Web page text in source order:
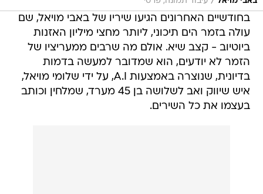
בחודשיים האחרונים הגיעו שיריו של באבי מויאל, שם
עולה בזמר הים תיכוני, ליותר מחצי מיליון האזנות
ביוטיוב - קצב שיא. אולם מה שרבים ממעריציו של
הזמר לא יודעים, הוא שמדובר למעשה בדמות
בדיונית, שנוצרה באמצעות A.I, על ידי שלומי מויאל,
איש שיווק ואב לשלושה בן 45 מערד, שמלחין וכותב
בעצמו את כל השירים.